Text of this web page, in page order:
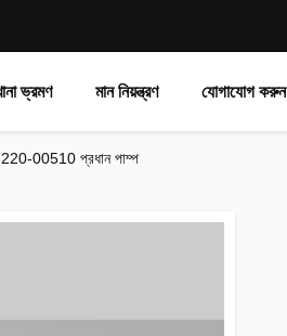
ভ্রমণ মান নিয়ন্ত্রণ যোগাযোগ করুন
00510 প্রধান পাম্প